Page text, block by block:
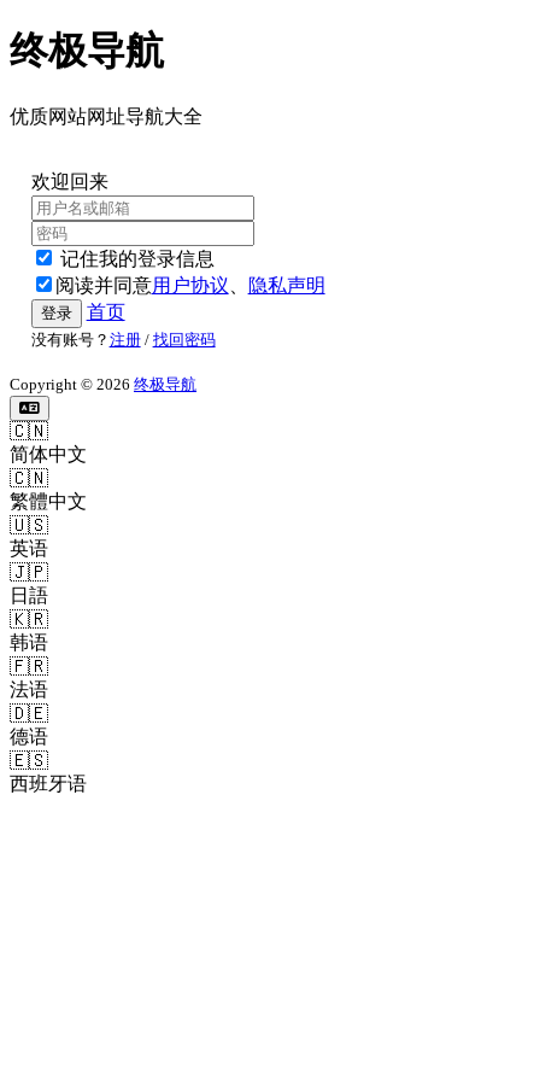
终极导航
优质网站网址导航大全
欢迎回来
记住我的登录信息
阅读并同意用户协议 、 隐私声明
登录 首页
没有账号？ 注册/ 找回密码
Copyright © 2026 终极导航
🇨🇳
简体中文
🇨🇳
繁體中文
🇺🇸
英语
🇯🇵
日語
🇰🇷
韩语
🇫🇷
法语
🇩🇪
德语
🇪🇸
西班牙语